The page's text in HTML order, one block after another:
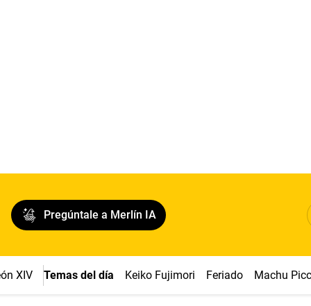
Pregúntale a Merlín IA
XIV Temas del día Keiko Fujimori Feriado Machu